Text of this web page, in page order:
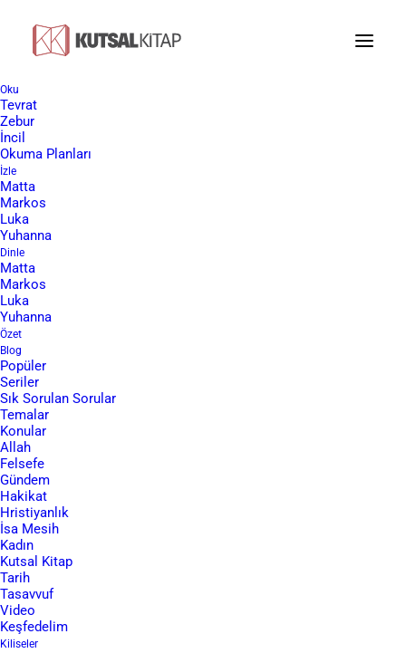
Oku
Tevrat
Zebur
İncil
Okuma Planları
İzle
Matta
Markos
Luka
Yuhanna
Dinle
Matta
Markos
Luka
Yuhanna
Özet
Blog
Popüler
Seriler
Sık Sorulan Sorular
Temalar
Konular
Allah
Felsefe
Gündem
Hakikat
Hristiyanlık
İsa Mesih
Kadın
Kutsal Kitap
Tarih
Tasavvuf
Video
Keşfedelim
Kiliseler